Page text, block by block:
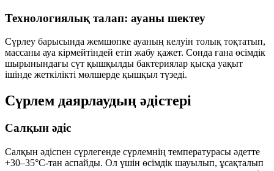
Технологиялық талап: ауаны шектеу
Сүрлеу барысында жемшөпке ауаның келуін толық тоқтатып,
массаны ауа кірмейтіндей етіп жабу қажет. Сонда ғана өсімдік
шырынындағы сүт қышқылды бактериялар қысқа уақыт
ішінде жеткілікті мөлшерде қышқыл түзеді.
Сүрлем даярлаудың әдістері
Салқын әдіс
Салқын әдіспен сүрлегенде сүрлемнің температурасы әдетте
+30–35°C-тан аспайды. Ол үшін өсімдік шауылып, ұсақталып